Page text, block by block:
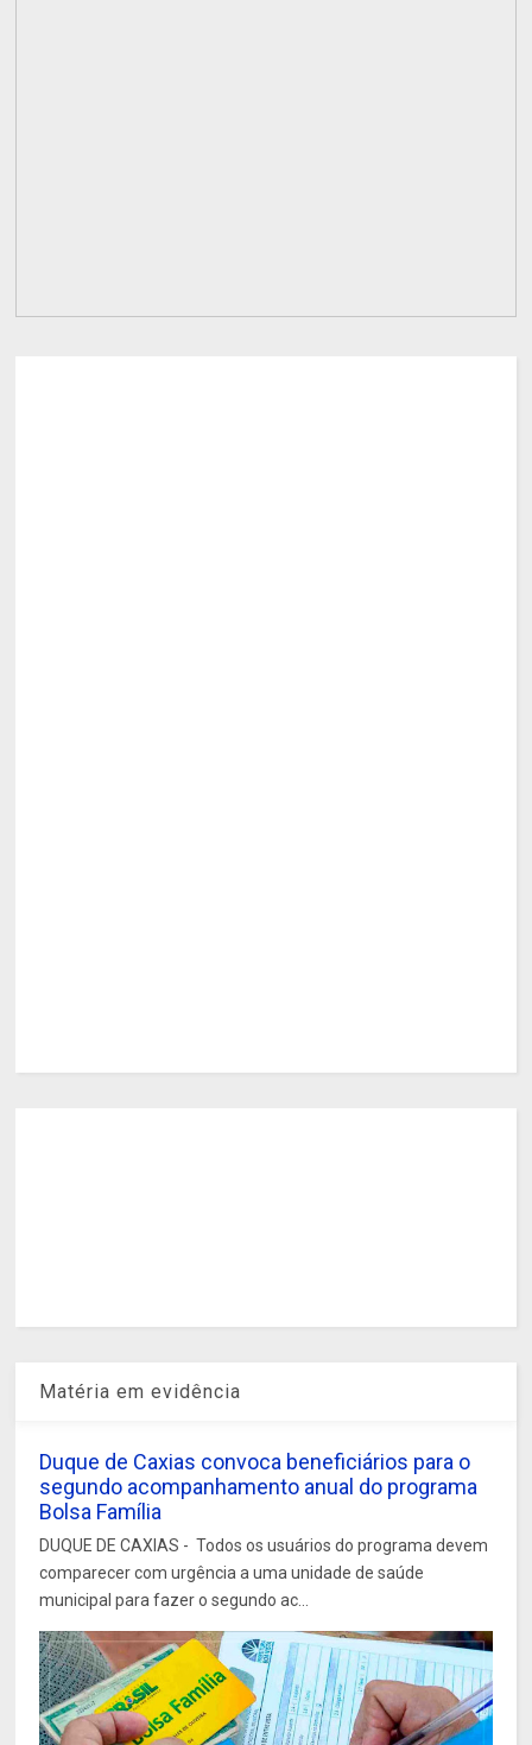
Matéria em evidência
Duque de Caxias convoca beneficiários para o
segundo acompanhamento anual do programa
Bolsa Família
DUQUE DE CAXIAS - Todos os usuários do programa devem
comparecer com urgência a uma unidade de saúde
municipal para fazer o segundo ac...